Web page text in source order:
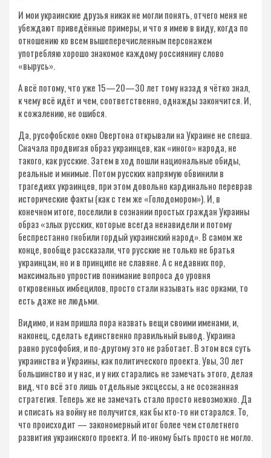
И мои украинские друзья никак не могли понять, отчего меня не
убеждают приведённые примеры, и что я имею в виду, когда по
отношению ко всем вышеперечисленным персонажем
употребляю хорошо знакомое каждому россиянину слово
«вырусь».
А всё потому, что уже 15—20—30 лет тому назад я чётко знал,
к чему всё идёт и чем, соответственно, однажды закончится. И,
к сожалению, не ошибся.
Да, русофобское окно Овертона открывали на Украине не спеша.
Сначала продвигая образ украинцев, как «иного» народа, не
такого, как русские. Затем в ход пошли национальные обиды,
реальные и мнимые. Потом русских напрямую обвинили в
трагедиях украинцев, при этом довольно кардинально переврав
исторические факты (как с тем же «Голодомором»). И, в
конечном итоге, поселили в сознании простых граждан Украины
образ «злых русских, которые всегда ненавидели и потому
беспрестанно гнобили гордый украинский народ». В самом же
конце, вообще рассказали, что русские не только не братья
украинцам, но и в принципе не славяне. А с недавних пор,
максимально упростив понимание вопроса до уровня
откровенных имбецилов, просто стали называть нас орками, то
есть даже не людьми.
Видимо, и нам пришла пора назвать вещи своими именами, и,
наконец, сделать единственно правильный вывод. Украина
равно русофобия, и по-другому это не работает. В этом вся суть
украинства и Украины, как политического проекта. Увы, 30 лет
большинство и у нас, и у них старались не замечать этого, делая
вид, что всё это лишь отдельные эксцессы, а не осознанная
стратегия. Теперь же не замечать стало просто невозможно. Да
и списать на войну не получится, как бы кто-то ни старался. То,
что происходит — закономерный итог более чем столетнего
развития украинского проекта. И по-иному быть просто не могло.